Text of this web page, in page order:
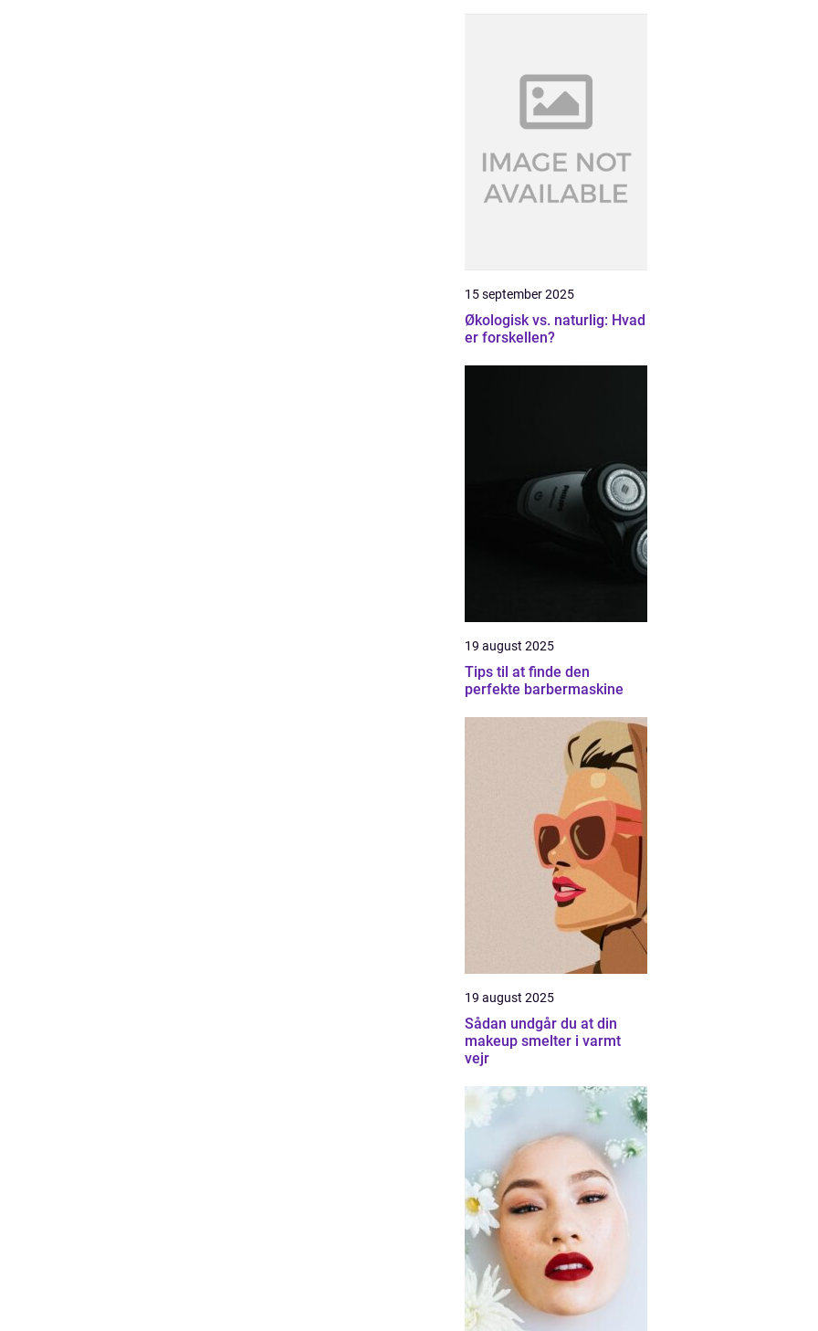
15 september 2025
Økologisk vs. naturlig: Hvad
er forskellen?
19 august 2025
Tips til at finde den
perfekte barbermaskine
19 august 2025
Sådan undgår du at din
makeup smelter i varmt
vejr